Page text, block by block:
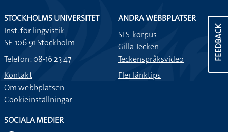
FEEDBACK
STOCKHOLMS UNIVERSITET
Inst. för lingvistik
SE-106 91 Stockholm
Telefon: 08-16 23 47
Kontakt
Om webbplatsen
Cookieinställningar
ANDRA WEBBPLATSER
STS-korpus
Gilla Tecken
Teckenspråksvideo
Fler länktips
SOCIALA MEDIER